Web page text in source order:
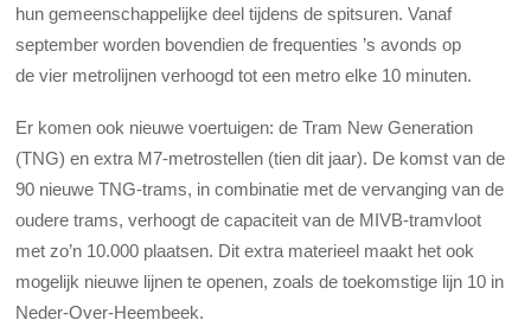
hun gemeenschappelijke deel tijdens de spitsuren. Vanaf
september worden bovendien de frequenties ’s avonds op
de vier metrolijnen verhoogd tot een metro elke 10 minuten.
Er komen ook nieuwe voertuigen: de Tram New Generation
(TNG) en extra M7-metrostellen (tien dit jaar). De komst van de
90 nieuwe TNG-trams, in combinatie met de vervanging van de
oudere trams, verhoogt de capaciteit van de MIVB-tramvloot
met zo’n 10.000 plaatsen. Dit extra materieel maakt het ook
mogelijk nieuwe lijnen te openen, zoals de toekomstige lijn 10 in
Neder-Over-Heembeek.